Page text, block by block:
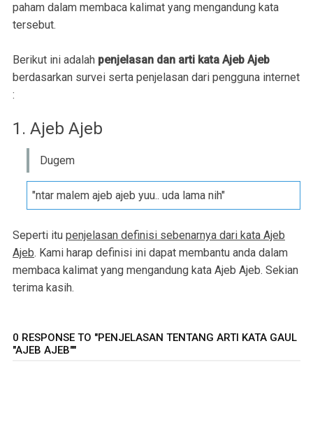
paham dalam membaca kalimat yang mengandung kata
tersebut.
Berikut ini adalah penjelasan dan arti kata Ajeb Ajeb
berdasarkan survei serta penjelasan dari pengguna internet
:
1. Ajeb Ajeb
Dugem
"ntar malem ajeb ajeb yuu.. uda lama nih"
Seperti itu penjelasan definisi sebenarnya dari kata Ajeb
Ajeb. Kami harap definisi ini dapat membantu anda dalam
membaca kalimat yang mengandung kata Ajeb Ajeb. Sekian
terima kasih.
0 RESPONSE TO "PENJELASAN TENTANG ARTI KATA GAUL
"AJEB AJEB""